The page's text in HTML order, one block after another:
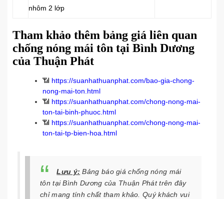
nhôm 2 lớp
Tham khảo thêm bảng giá liên quan
chống nóng mái tôn tại Bình Dương
của Thuận Phát
📶 https://suanhathuanphat.com/bao-gia-chong-
nong-mai-ton.html
📶 https://suanhathuanphat.com/chong-nong-mai-
ton-tai-binh-phuoc.html
📶 https://suanhathuanphat.com/chong-nong-mai-
ton-tai-tp-bien-hoa.html
Lưu ý: Bảng báo giá chống nóng mái
tôn tại Bình Dương của Thuận Phát trên đây
chỉ mang tính chất tham khảo. Quý khách vui